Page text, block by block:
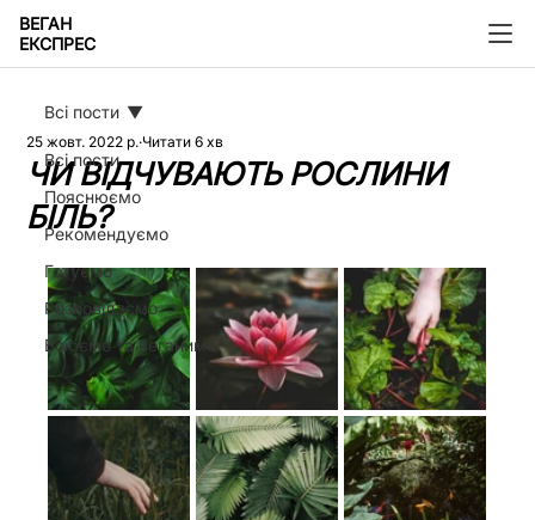
ВЕГАН
ЕКСПРЕС
Всі пости
Пояснюємо
Рекомендуємо
Готуємо
Розповідаємо
Воюємо та веганимо
Всі пости
ЧИ ВІДЧУВАЮТЬ РОСЛИНИ
БІЛЬ?
25 жовт. 2022 р. Читати 6 хв